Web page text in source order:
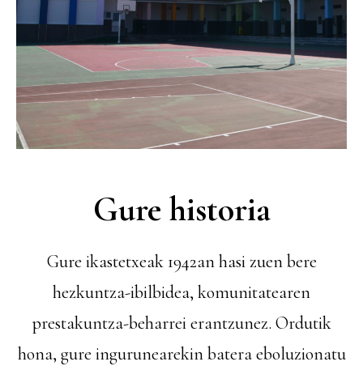
Gure historia
Gure ikastetxeak 1942an hasi zuen bere
hezkuntza-ibilbidea, komunitatearen
prestakuntza-beharrei erantzunez. Ordutik
hona, gure ingurunearekin batera eboluzionatu